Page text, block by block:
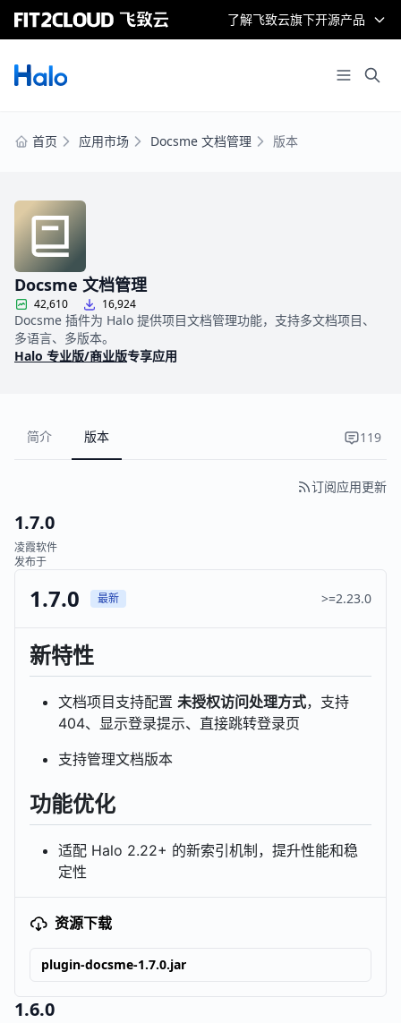
了解飞致云旗下开源产品
首页 应用市场 Docsme 文档管理 版本
Docsme 文档管理
42,610 16,924
Docsme 插件为 Halo 提供项目文档管理功能，支持多文档项目、
多语言、多版本。
Halo 专业版/商业版专享应用
简介 版本 119
订阅应用更新
1.7.0
凌霞软件
发布于
1.7.0 最新 >=2.23.0
新特性
文档项目支持配置 未授权访问处理方式，支持
404、显示登录提示、直接跳转登录页
支持管理文档版本
功能优化
适配 Halo 2.22+ 的新索引机制，提升性能和稳
定性
资源下载
plugin-docsme-1.7.0.jar
1.6.0